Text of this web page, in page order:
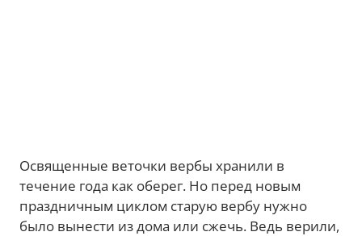
Освященные веточки вербы хранили в
течение года как оберег. Но перед новым
праздничным циклом старую вербу нужно
было вынести из дома или сжечь. Ведь верили,